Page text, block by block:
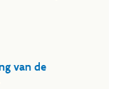
van de